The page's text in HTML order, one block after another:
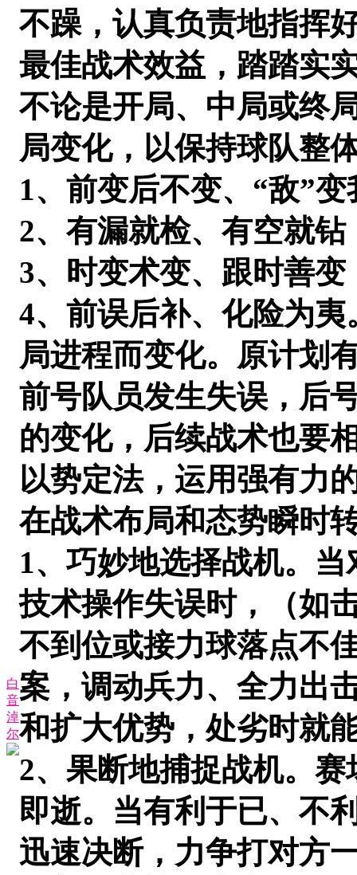
白
音
淖
尔
不躁，认真负责地指挥
最佳战术效益，踏踏实
不论是开局、中局或终
局变化，以保持球队整
1、前变后不变、“敌”
2、有漏就检、有空就钻
3、时变术变、跟时善变
4、前误后补、化险为
局进程而变化。原计划
前号队员发生失误，后
的变化，后续战术也要
以势定法，运用强有力
在战术布局和态势瞬时
1、巧妙地选择战机。
技术操作失误时，（如
不到位或接力球落点不
案，调动兵力、全力出
和扩大优势，处劣时就
2、果断地捕捉战机。
即逝。当有利于已、不
迅速决断，力争打对方